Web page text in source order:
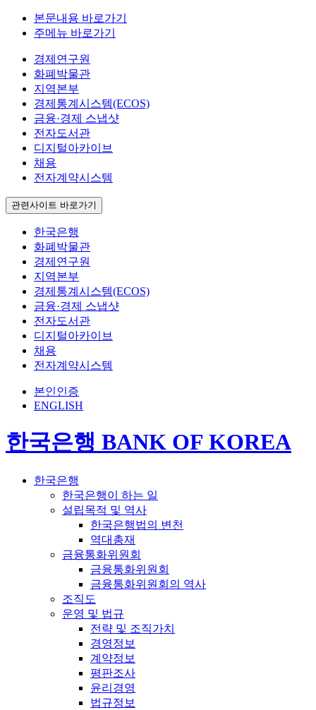
본문내용 바로가기
주메뉴 바로가기
경제연구원
화폐박물관
지역본부
경제통계시스템(ECOS)
금융·경제 스냅샷
전자도서관
디지털아카이브
채용
전자계약시스템
관련사이트 바로가기
한국은행
화폐박물관
경제연구원
지역본부
경제통계시스템(ECOS)
금융·경제 스냅샷
전자도서관
디지털아카이브
채용
전자계약시스템
본인인증
ENGLISH
한국은행 BANK OF KOREA
한국은행
한국은행이 하는 일
설립목적 및 역사
한국은행법의 변천
역대총재
금융통화위원회
금융통화위원회
금융통화위원회의 역사
조직도
운영 및 법규
전략 및 조직가치
경영정보
계약정보
평판조사
윤리경영
법규정보